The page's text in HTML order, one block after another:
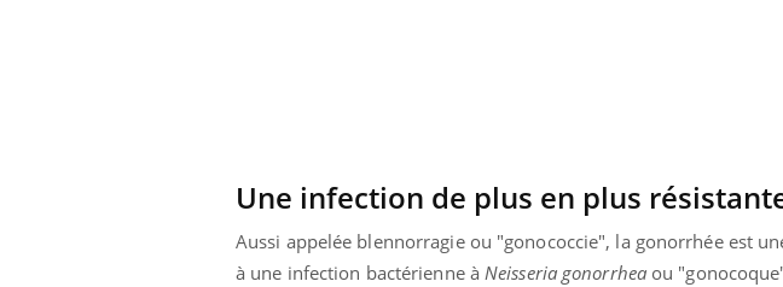
Une infection de plus en plus
Aussi appelée blennorragie ou "gonococcie", la gonorrhée est
à une infection bactérienne àNeisseria gonorrheaou